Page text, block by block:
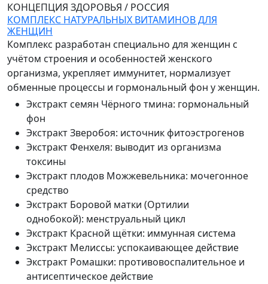
КОНЦЕПЦИЯ ЗДОРОВЬЯ / РОССИЯ
КОМПЛЕКС НАТУРАЛЬНЫХ ВИТАМИНОВ ДЛЯ
ЖЕНЩИН
Комплекс разработан специально для женщин с
учётом строения и особенностей женского
организма, укрепляет иммунитет, нормализует
обменные процессы и гормональный фон у женщин.
Экстракт семян Чёрного тмина: гормональный
фон
Экстракт Зверобоя: источник фитоэстрогенов
Экстракт Фенхеля: выводит из организма
токсины
Экстракт плодов Можжевельника: мочегонное
средство
Экстракт Боровой матки (Ортилии
однобокой): менструальный цикл
Экстракт Красной щётки: иммунная система
Экстракт Мелиссы: успокаивающее действие
Экстракт Ромашки: противовоспалительное и
антисептическое действие